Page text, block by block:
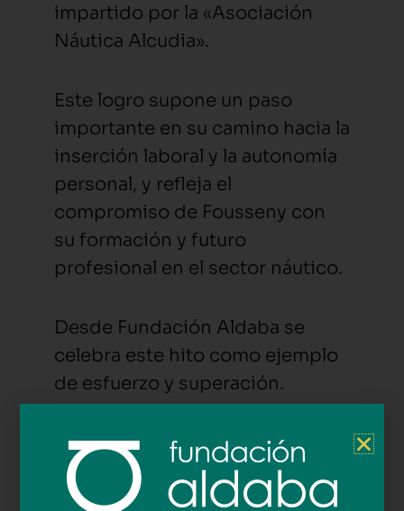
impartido por la «Asociación
Náutica Alcudia».
Este logro supone un paso
importante en su camino hacia la
inserción laboral y la autonomía
personal, y refleja el
compromiso de Fousseny con
su formación y futuro
profesional en el sector náutico.
Desde Fundación Aldaba se
celebra este hito como ejemplo
de esfuerzo y superación.
¡Enhorabuena, Fousseny!
Fousseny, jove resident als Pisos
d’Emancipació de Fundació